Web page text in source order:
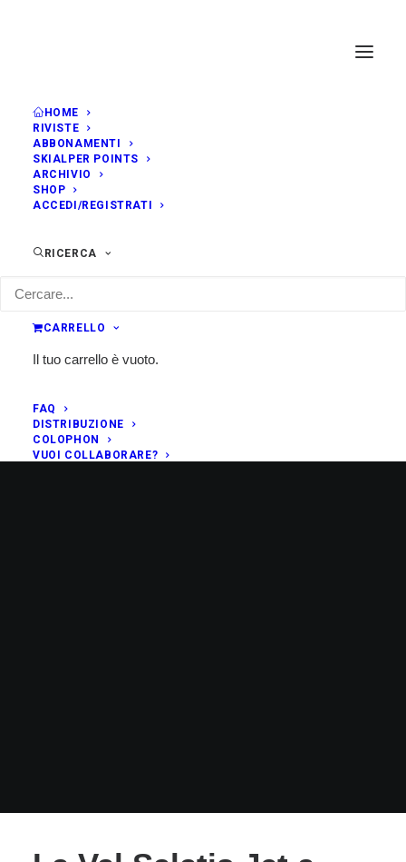
HOME
RIVISTE
ABBONAMENTI
SKIALPER POINTS
ARCHIVIO
SHOP
ACCEDI/REGISTRATI
RICERCA
CARRELLO
Il tuo carrello è vuoto.
FAQ
DISTRIBUZIONE
COLOPHON
VUOI COLLABORARE?